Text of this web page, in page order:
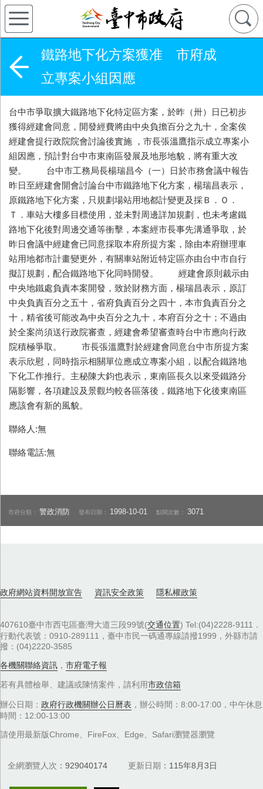
鐵路地下化方案獲准 市府成
立專案小組因應
台中市爭取擴大鐵路地下化特定區方案，於昨（卅）日已初步
獲得經建會同意，開發經費將由中央負擔百分之九十，全案俟
經建會提行政院院會討論後實施 ，市長張溫鷹指示成立專案小
組因應，預計對台中市東南區發展及地形地貌，將有重大改
變。 台中市工務局長楊瑞昌今（一）日於市務會議中報告
昨日至經建會開會討論台中市鐵路地下化方案，楊瑞昌表示，
原鐵路地下化方案，只規劃場站用地都計變更及採Ｂ．Ｏ．
Ｔ．車站大樓多目標使用，並未對周邊詳加規劃，也未考慮鐵
路地下化後對周邊交通等衝擊，本案經市長事先溝通爭取，於
昨日會議中經建會已同意採取本府所提方案，除由本府辦理車
站用地都市計畫變更外，有關車站附近特定區亦由台中市自行
擬訂規劃，配合鐵路地下化同時開發。 經建會原則裁示由
中央地鐵處負責本案開發，致於財務方面，楊瑞昌表示，原訂
中央負責百分之五十，省府負責百分之四十，本市負責百分之
十，精省後可能改為中央百分之九十，本府百分之十；不過由
於全案尚須送行政院審查，經建會希望審查時台中市應向行政
院積極爭取。 市長張溫鷹對於經建會同意台中市所提方案
表示欣慰，同時指示相關單位應成立專案小組，以配合鐵路地
下化工作推行。主秘陳大鈞也表示，東南區長久以來受鐵路分
隔影響，各項建設及景觀均較各區落後，鐵路地下化後東南區
應該會有新的風貌。
聯絡人:無
聯絡電話:無
市府分類：警政消防 發布日期： 1998-10-01 點閱次數：3071
政府網站資料開放宣告 資訊安全政策 隱私權政策
407610臺中市西屯區臺灣大道三段99號(交通位置) Tel:(04)2228-9111．
行動代表號：0910-289111，臺中市民一碼通專線請撥1999，外縣市請
撥：(04)2220-3585
各機關聯絡資訊 ， 市府電子報
若有具體檢舉、建議或陳情案件，請利用市政信箱
辦公日期： 政府行政機關辦公日曆表 ，辦公時間：8:00-17:00，中午休息
時間：12:00-13:00
請使用最新版Chrome、FireFox、Edge、Safari瀏覽器瀏覽
全網瀏覽人次 929040174 更新日期 115年8月3日